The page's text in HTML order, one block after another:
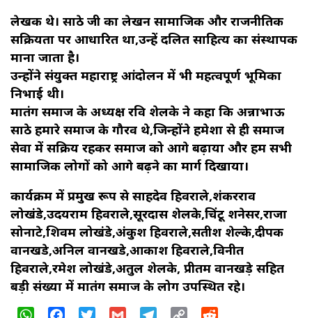
लेखक थे। साठे जी का लेखन सामाजिक और राजनीतिक
सक्रियता पर आधारित था,उन्हें दलित साहित्य का संस्थापक
माना जाता है।
उन्होंने संयुक्त महाराष्ट्र आंदोलन में भी महत्वपूर्ण भूमिका
निभाई थी।
मातंग समाज के अध्यक्ष रवि शेलके ने कहा कि अन्नाभाऊ
साठे हमारे समाज के गौरव थे,जिन्होंने हमेशा से ही समाज
सेवा में सक्रिय रहकर समाज को आगे बढ़ाया और हम सभी
सामाजिक लोगों को आगे बढ़ने का मार्ग दिखाया।
कार्यक्रम में प्रमुख रूप से साहदेव हिवराले,शंकरराव
लोखंडे,उदयराम हिवराले,सूरदास शेलके,चिंटू शनेसर,राजा
सोनाटे,शिवम लोखंडे,अंकुश हिवराले,सतीश शेल्के,दीपक
वानखडे,अनिल वानखडे,आकाश हिवराले,विनीत
हिवराले,रमेश लोखंडे,अतुल शेलके, प्रीतम वानखड़े सहित
बड़ी संख्या में मातंग समाज के लोग उपस्थित रहे।